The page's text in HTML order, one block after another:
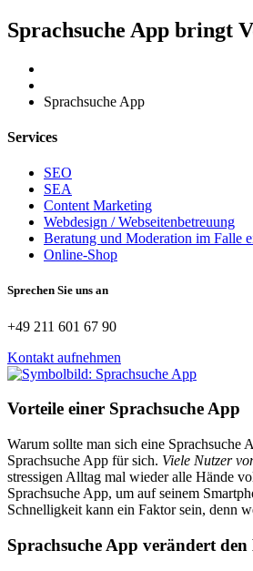
Sprachsuche App bringt
Sprachsuche App
Services
SEO
SEA
Content Marketing
Webdesign / Webseitenbetreuung
Beratung und Moderation im Falle
Online-Shop
Sprechen Sie uns an
+49 211 601 67 90
Kontakt aufnehmen
Vorteile einer Sprachsuche App
Warum sollte man sich eine Sprachsuche
Sprachsuche App für sich. Viele Nutzer
stressigen Alltag mal wieder alle Hände
Sprachsuche App, um auf seinem
Schnelligkeit kann ein Faktor sein, denn
Sprachsuche App verändert